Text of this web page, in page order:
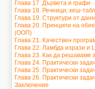
Глава 17. Дървета и графи
Глава 18. Речници, хеш-
Глава 19. Структури от
Глава 20. Принципи на
(ООП)
Глава 21. Качествен
Глава 22. Ламбда изрази и
Глава 23. Как да решаваме
Глава 24. Практически
Глава 25. Практически
Глава 26. Практически
Заключение